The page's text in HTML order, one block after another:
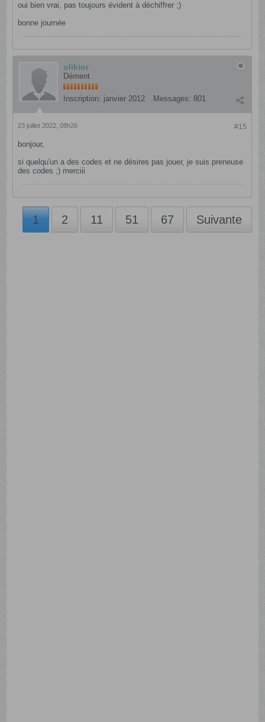
oui bien vrai, pas toujours évident à déchiffrer ;)
bonne journée
olikior
Dément
Inscription: janvier 2012 Messages: 801
#15
23 juillet 2022, 08h26
bonjour,
si quelqu'un a des codes et ne désires pas jouer, je suis preneuse
des codes ;) merciii
1 2 11 51 67 Suivante